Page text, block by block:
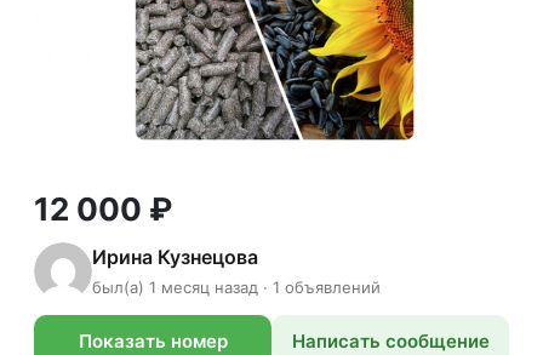
12 000 ₽
Ирина Кузнецова
был(а) 1 месяц назад · 1 объявлений
Показать номер Написать сообщение